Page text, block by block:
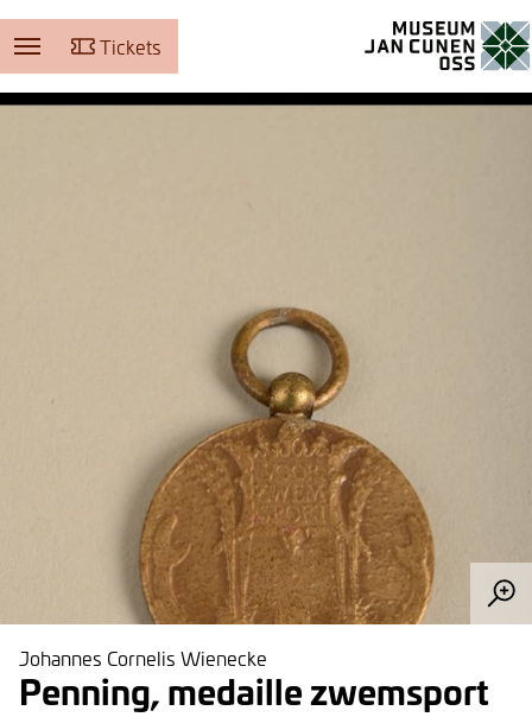
Tickets
Johannes Cornelis Wienecke
Penning, medaille zwemsport